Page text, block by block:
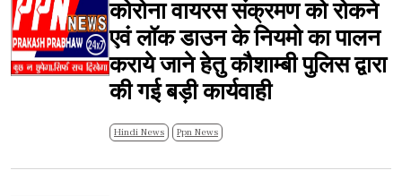
कोरोना वायरस संक्रमण को रोकने
एवं लॉक डाउन के नियमो का पालन
कराये जाने हेतु कौशाम्बी पुलिस द्वारा
की गई बड़ी कार्यवाही
Hindi News Ppn News